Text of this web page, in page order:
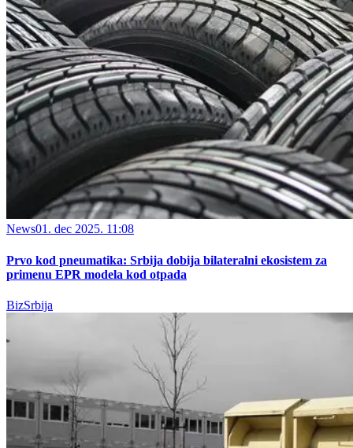
News01. dec 2025. 11:08
Prvo kod pneumatika: Srbija dobija bilateralni ekosistem za
primenu EPR modela kod otpada
BizSrbija